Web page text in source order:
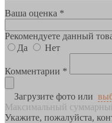
Ваша оценка *
Рекомендуете данный
Да
Нет
Комментарии *
Загрузите фото или
Максимальный
Укажите, пожалуйста,